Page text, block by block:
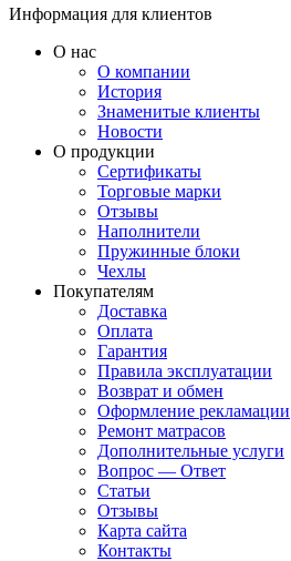
Информация для клиентов
О нас
О компании
История
Знаменитые клиенты
Новости
О продукции
Сертификаты
Торговые марки
Отзывы
Наполнители
Пружинные блоки
Чехлы
Покупателям
Доставка
Оплата
Гарантия
Правила эксплуатации
Возврат и обмен
Оформление рекламации
Ремонт матрасов
Дополнительные услуги
Вопрос — Ответ
Статьи
Отзывы
Карта сайта
Контакты